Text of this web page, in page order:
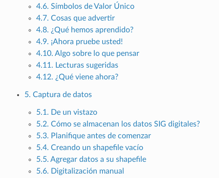
4.6. Símbolos de Valor Único
4.7. Cosas que advertir
4.8. ¿Qué hemos aprendido?
4.9. ¡Ahora pruebe usted!
4.10. Algo sobre lo que pensar
4.11. Lecturas sugeridas
4.12. ¿Qué viene ahora?
5. Captura de datos
5.1. De un vistazo
5.2. Cómo se almacenan los datos SIG digitales?
5.3. Planifique antes de comenzar
5.4. Creando un shapefile vacío
5.5. Agregar datos a su shapefile
5.6. Digitalización manual